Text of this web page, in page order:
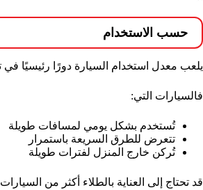
حسب الاستخدام
يلعب معدل استخدام السيارة دورًا رئيسيًا في
فالسيارات التي:
تُستخدم بشكل يومي لمسافات طويلة
تتعرض للطرق السريعة باستمرار
تُركن خارج المنزل لفترات طويلة
قد تحتاج إلى العناية بالطلاء أكثر من